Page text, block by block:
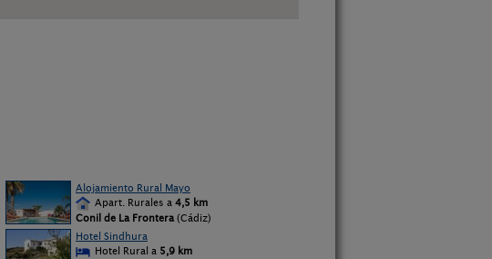
Alojamiento Rural Mayo
Apart. Rurales a 4,5 km
Conil de La Frontera (Cádiz)
Hotel Sindhura
Hotel Rural a 5,9 km